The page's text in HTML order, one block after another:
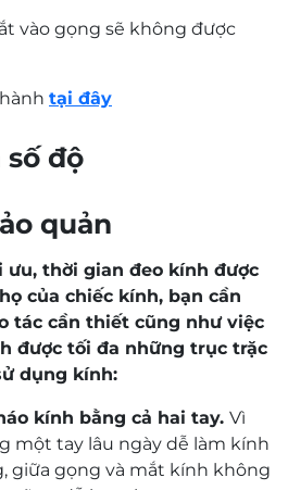
vào gọng sẽ không được
tại đây
số độ
quản
thời gian đeo kính được
của chiếc kính, bạn cần
tác cần thiết cũng như việc
được tối đa những trục trặc
dụng kính:
kính bằng cả hai tay. Vì
một tay lâu ngày dễ làm kính
giữa gọng và mắt kính không